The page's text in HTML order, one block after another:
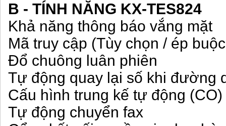
B - TÍNH NĂNG KX-TES824
Khả năng thông báo vắng mặt
Mã truy cập (Tùy chọn / ép
Đổ chuông luân phiên
Tự động quay lại số khi đường
Cấu hình trung kế tự động (CO)
Tự động chuyển fax